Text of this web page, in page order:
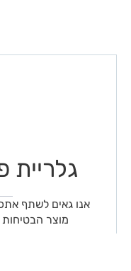
גלריית
אנו גאים לשתף
מוצר